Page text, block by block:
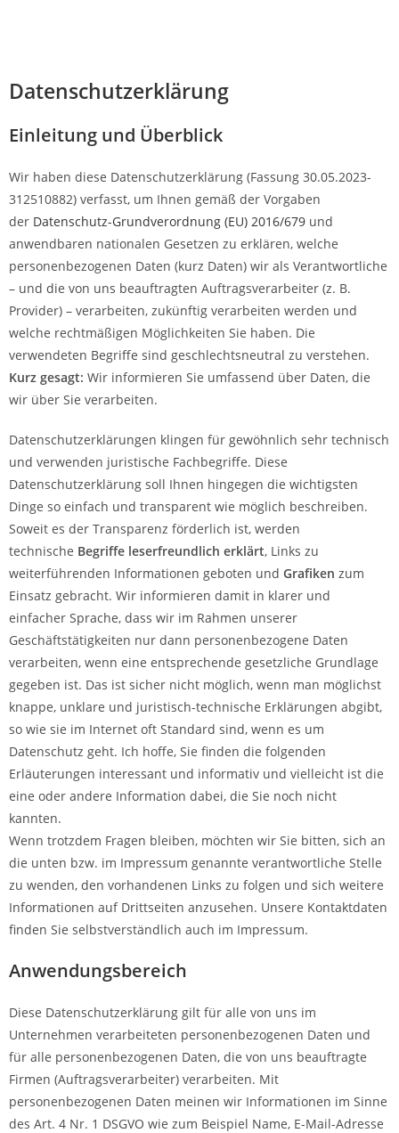
Datenschutzerklärung
Einleitung und Überblick
Wir haben diese Datenschutzerklärung (Fassung 30.05.2023-
312510882) verfasst, um Ihnen gemäß der Vorgaben
der Datenschutz-Grundverordnung (EU) 2016/679 und
anwendbaren nationalen Gesetzen zu erklären, welche
personenbezogenen Daten (kurz Daten) wir als Verantwortliche
– und die von uns beauftragten Auftragsverarbeiter (z. B.
Provider) – verarbeiten, zukünftig verarbeiten werden und
welche rechtmäßigen Möglichkeiten Sie haben. Die
verwendeten Begriffe sind geschlechtsneutral zu verstehen.
Kurz gesagt: Wir informieren Sie umfassend über Daten, die
wir über Sie verarbeiten.
Datenschutzerklärungen klingen für gewöhnlich sehr technisch
und verwenden juristische Fachbegriffe. Diese
Datenschutzerklärung soll Ihnen hingegen die wichtigsten
Dinge so einfach und transparent wie möglich beschreiben.
Soweit es der Transparenz förderlich ist, werden
technische Begriffe leserfreundlich erklärt, Links zu
weiterführenden Informationen geboten und Grafiken zum
Einsatz gebracht. Wir informieren damit in klarer und
einfacher Sprache, dass wir im Rahmen unserer
Geschäftstätigkeiten nur dann personenbezogene Daten
verarbeiten, wenn eine entsprechende gesetzliche Grundlage
gegeben ist. Das ist sicher nicht möglich, wenn man möglichst
knappe, unklare und juristisch-technische Erklärungen abgibt,
so wie sie im Internet oft Standard sind, wenn es um
Datenschutz geht. Ich hoffe, Sie finden die folgenden
Erläuterungen interessant und informativ und vielleicht ist die
eine oder andere Information dabei, die Sie noch nicht
kannten.
Wenn trotzdem Fragen bleiben, möchten wir Sie bitten, sich an
die unten bzw. im Impressum genannte verantwortliche Stelle
zu wenden, den vorhandenen Links zu folgen und sich weitere
Informationen auf Drittseiten anzusehen. Unsere Kontaktdaten
finden Sie selbstverständlich auch im Impressum.
Anwendungsbereich
Diese Datenschutzerklärung gilt für alle von uns im
Unternehmen verarbeiteten personenbezogenen Daten und
für alle personenbezogenen Daten, die von uns beauftragte
Firmen (Auftragsverarbeiter) verarbeiten. Mit
personenbezogenen Daten meinen wir Informationen im Sinne
des Art. 4 Nr. 1 DSGVO wie zum Beispiel Name, E-Mail-Adresse